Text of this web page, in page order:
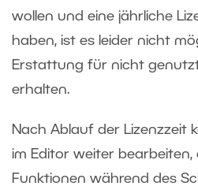
wollen und eine jährliche
haben, ist es leider nicht
Erstattung für nicht
erhalten.
Nach Ablauf der Lizenzzeit
im Editor weiter bearbeiten,
Funktionen während des